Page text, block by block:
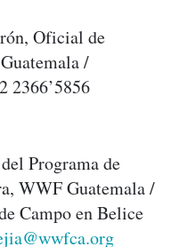
Oficial de
/
2366’5856
Programa de
WWF Guatemala /
Campo en Belice
org